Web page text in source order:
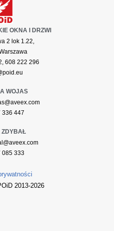
OKNA I DRZWI
2 lok 1.22,
608 222 296
WOJAS
336 447
ZDYBAŁ
085 333
2013-2026